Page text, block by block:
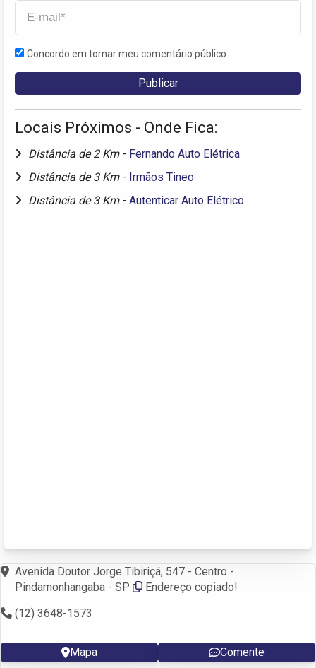
Concordo em tornar meu comentário público
Locais Próximos - Onde Fica:
Distância de 2 Km - Fernando Auto Elétrica
Distância de 3 Km - Irmãos Tineo
Distância de 3 Km - Autenticar Auto Elétrico
Avenida Doutor Jorge Tibiriçá, 547 - Centro -
Pindamonhangaba - SP
Endereço copiado!
(12) 3648-1573
Mapa Comente